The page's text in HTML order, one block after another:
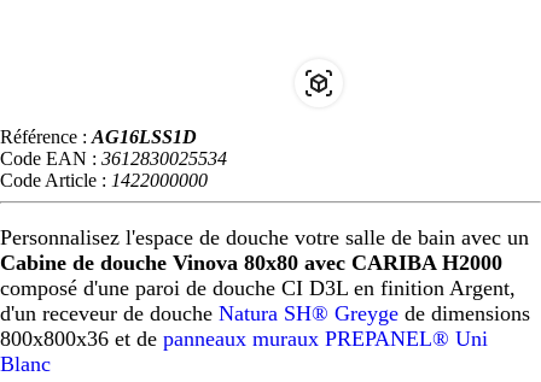
Référence : AG16LSS1D
Code EAN : 3612830025534
Code Article : 1422000000
Personnalisez l'espace de douche votre salle de bain avec un
Cabine de douche Vinova 80x80 avec CARIBA H2000
composé d'une paroi de douche CI D3L en finition Argent,
d'un receveur de douche Natura SH® Greyge de dimensions
800x800x36 et de panneaux muraux PREPANEL® Uni
Blanc